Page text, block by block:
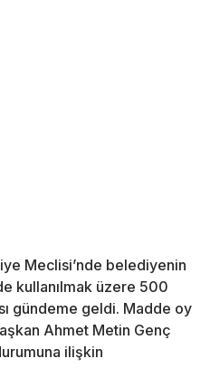
Meclisi’nde belediyenin
kullanılmak üzere 500
gündeme geldi. Madde oy
Ahmet Metin Genç
ilişkin